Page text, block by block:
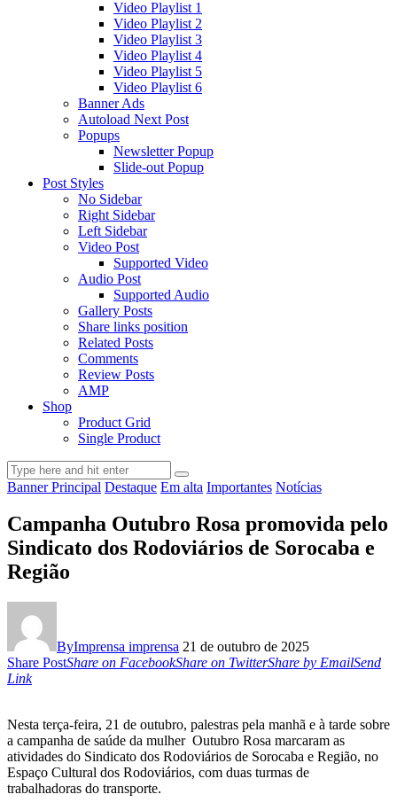
Video Playlist 1
Video Playlist 2
Video Playlist 3
Video Playlist 4
Video Playlist 5
Video Playlist 6
Banner Ads
Autoload Next Post
Popups
Newsletter Popup
Slide-out Popup
Post Styles
No Sidebar
Right Sidebar
Left Sidebar
Video Post
Supported Video
Audio Post
Supported Audio
Gallery Posts
Share links position
Related Posts
Comments
Review Posts
AMP
Shop
Product Grid
Single Product
Banner Principal Destaque Em alta Importantes Notícias
Campanha Outubro Rosa promovida pelo
Sindicato dos Rodoviários de Sorocaba e
Região
ByImprensa imprensa 21 de outubro de 2025
Share PostShare on FacebookShare on TwitterShare by EmailSend
Link
Nesta terça-feira, 21 de outubro, palestras pela manhã e à tarde sobre
a campanha de saúde da mulher Outubro Rosa marcaram as
atividades do Sindicato dos Rodoviários de Sorocaba e Região, no
Espaço Cultural dos Rodoviários, com duas turmas de
trabalhadoras do transporte.